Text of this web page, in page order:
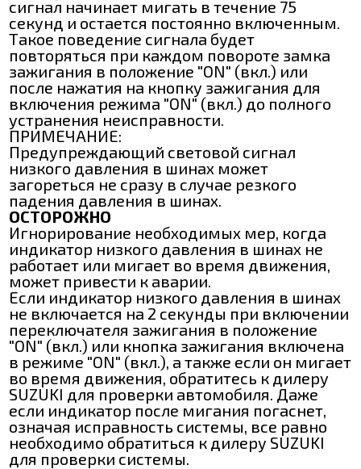
сигнал начинает мигать в течение 75
секунд и остается постоянно включенным.
Такое поведение сигнала будет
повторяться при каждом повороте замка
зажигания в положение "ON" (вкл.) или
после нажатия на кнопку зажигания для
включения режима "ON" (вкл.) до полного
устранения неисправности.
ПРИМЕЧАНИЕ:
Предупреждающий световой сигнал
низкого давления в шинах может
загореться не сразу в случае резкого
падения давления в шинах.
ОСТОРОЖНО
Игнорирование необходимых мер, когда
индикатор низкого давления в шинах не
работает или мигает во время движения,
может привести к аварии.
Если индикатор низкого давления в шинах
не включается на 2 секунды при включении
переключателя зажигания в положение
"ON" (вкл.) или кнопка зажигания включена
в режиме "ON" (вкл.), а также если он мигает
во время движения, обратитесь к дилеру
SUZUKI для проверки автомобиля. Даже
если индикатор после мигания погаснет,
означая исправность системы, все равно
необходимо обратиться к дилеру SUZUKI
для проверки системы.